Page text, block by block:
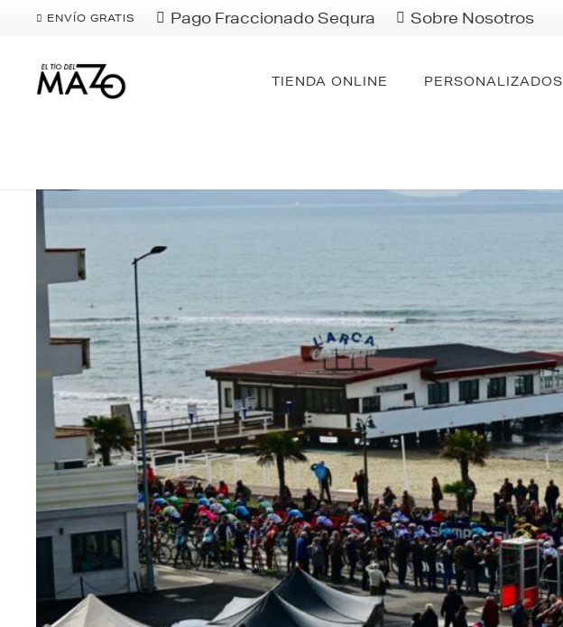
ENVÍO GRATIS Pago Fraccionado Sequra Sobre Nosotros
TIENDA ONLINE PERSONALIZADOS